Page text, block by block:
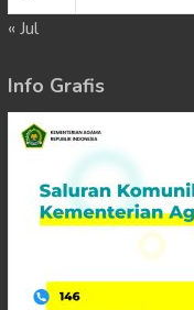
« Jul
Info Grafis